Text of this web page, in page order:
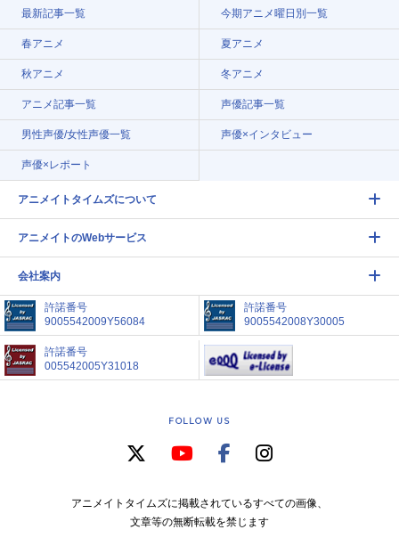
最新記事一覧 今期アニメ曜日別一覧
春アニメ 夏アニメ
秋アニメ 冬アニメ
アニメ記事一覧 声優記事一覧
男性声優/女性声優一覧 声優×インタビュー
声優×レポート
アニメイトタイムズについて
アニメイトのWebサービス
会社案内
許諾番号
9005542009Y56084
許諾番号
9005542008Y30005
許諾番号
005542005Y31018
FOLLOW US
アニメイトタイムズに掲載されているすべての画像、
文章等の無断転載を禁じます